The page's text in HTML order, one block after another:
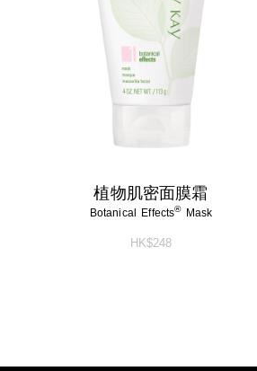
植物肌密面膜霜
Botanical Effects®Mask
HK$248